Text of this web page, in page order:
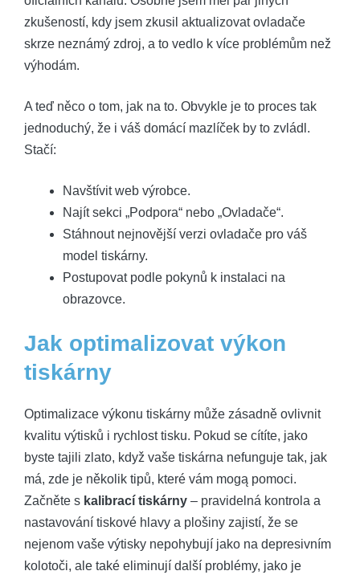
zkušeností, kdy jsem zkusil aktualizovat ovladače
skrze neznámý zdroj, a to vedlo k více problémům než
výhodám.
A teď něco o tom, jak na to. Obvykle je to proces tak
jednoduchý, že i váš domácí mazlíček by to zvládl.
Stačí:
Navštívit web výrobce.
Najít sekci „Podpora“ nebo „Ovladače“.
Stáhnout nejnovější verzi ovladače pro váš
model tiskárny.
Postupovat podle pokynů k instalaci na
obrazovce.
Jak optimalizovat výkon
tiskárny
Optimalizace výkonu tiskárny může zásadně ovlivnit
kvalitu výtisků i rychlost tisku. Pokud se cítíte, jako
byste tajili zlato, když vaše tiskárna nefunguje tak, jak
má, zde je několik tipů, které vám mogą pomoci.
Začněte s kalibrací tiskárny – pravidelná kontrola a
nastavování tiskové hlavy a plošiny zajistí, že se
nejenom vaše výtisky nepohybují jako na depresivním
kolotoči, ale také eliminují další problémy, jako je